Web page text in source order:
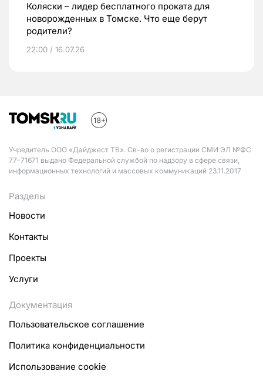
Коляски – лидер бесплатного проката для
новорожденных в Томске. Что еще берут
родители?
22:00 / 16.07.26
Учредитель ООО «Дайджест ТВ». Св-во о регистрации СМИ ЭЛ №ФС
77-71671 выдано Федеральной службой по надзору в сфере связи,
информационных технологий и массовых коммуникаций 23.11.2017
Разделы
Новости
Контакты
Проекты
Услуги
Документация
Пользовательское соглашение
Политика конфиденциальности
Использование cookie